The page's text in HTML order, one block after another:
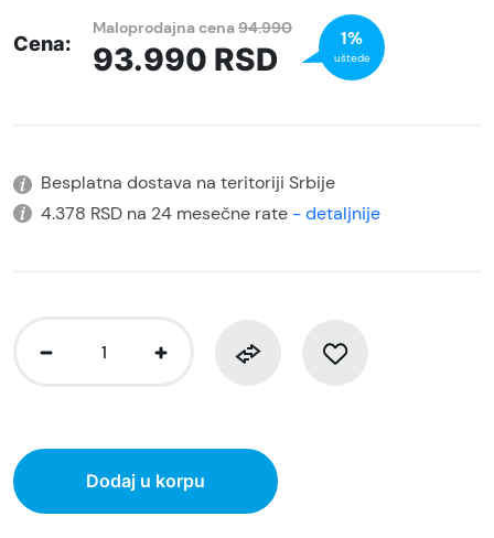
Cena:
Maloprodajna cena94.990
93.990 RSD
1%
uštede
Besplatna dostava na teritoriji Srbije
4.378 RSD na 24 mesečne rate - detaljnije
Dodaj u korpu